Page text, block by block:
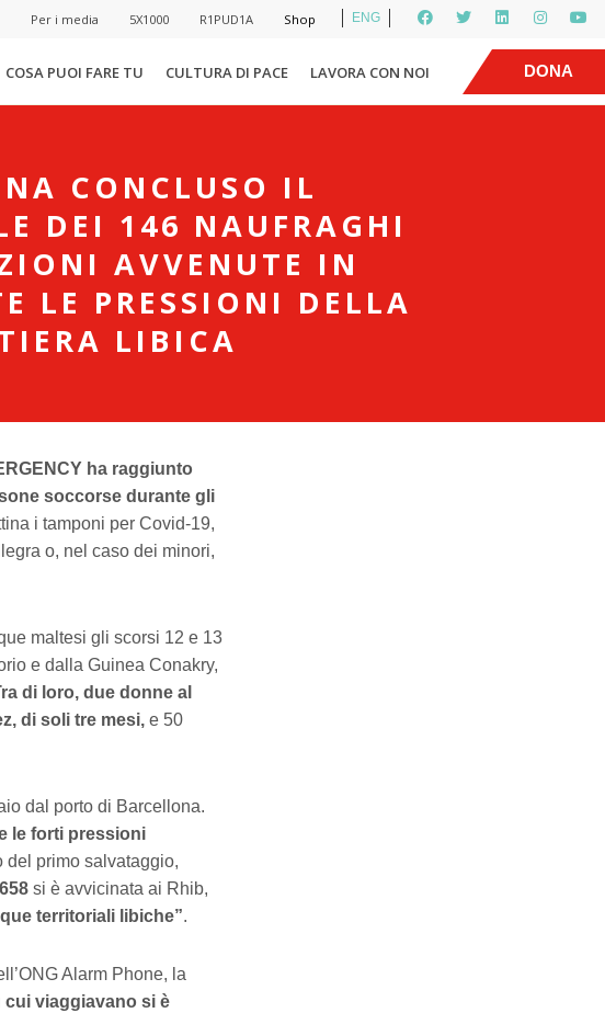
ENG
Per i media 5X1000 R1PUD1A Shop
DONA
COSA PUOI FARE TU CULTURA DI PACE LAVORA CON NOI
CONCLUSO IL
DEI 146 NAUFRAGHI
AVVENUTE IN
LE PRESSIONI DELLA
LIBICA
ha raggiunto
soccorse durante gli
i tamponi per Covid-19,
o, nel caso dei minori,
maltesi gli scorsi 12 e 13
e dalla Guinea Conakry,
di loro, due donne al
di soli tre mesi, e 50
dal porto di Barcellona.
le forti pressioni
del primo salvataggio,
si è avvicinata ai Rhib,
territoriali libiche”.
Alarm Phone, la
cui viaggiavano si è